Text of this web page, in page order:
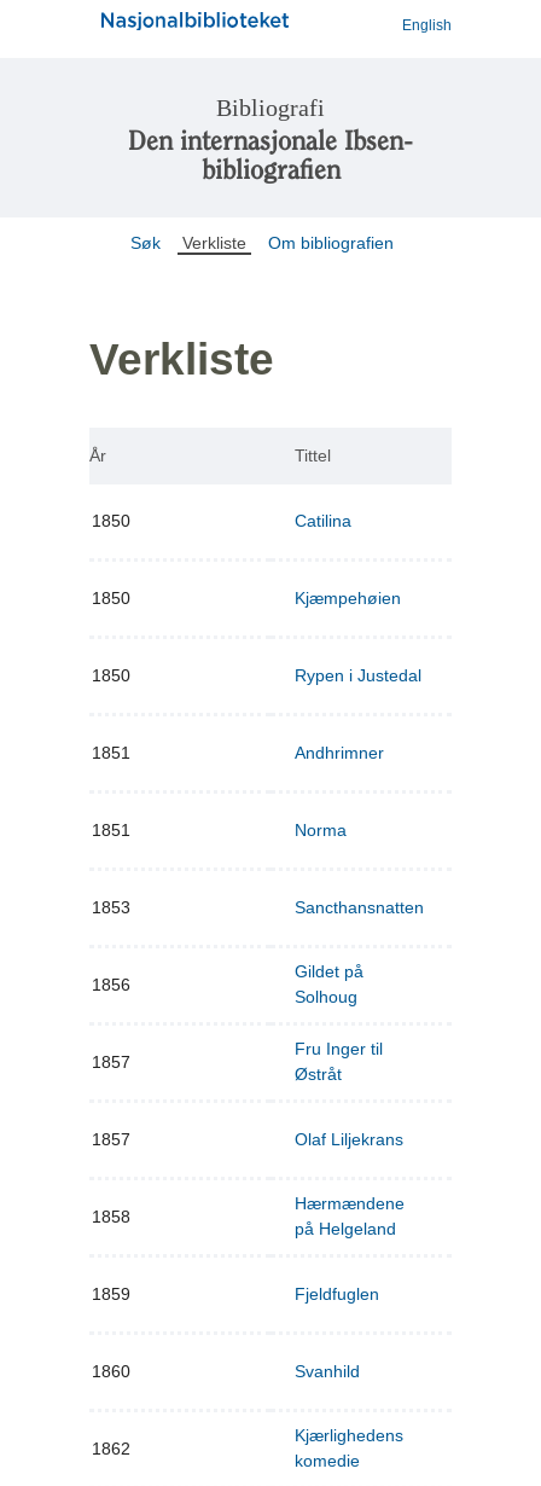
English
Bibliografi
Den internasjonale Ibsen-
bibliografien
Søk Verkliste Om bibliografien
Verkliste
År Tittel
1850 Catilina
1850 Kjæmpehøien
1850 Rypen i Justedal
1851 Andhrimner
1851 Norma
1853 Sancthansnatten
1856
Gildet på
Solhoug
1857
Fru Inger til
Østråt
1857 Olaf Liljekrans
1858
Hærmændene
på Helgeland
1859 Fjeldfuglen
1860 Svanhild
1862
Kjærlighedens
komedie